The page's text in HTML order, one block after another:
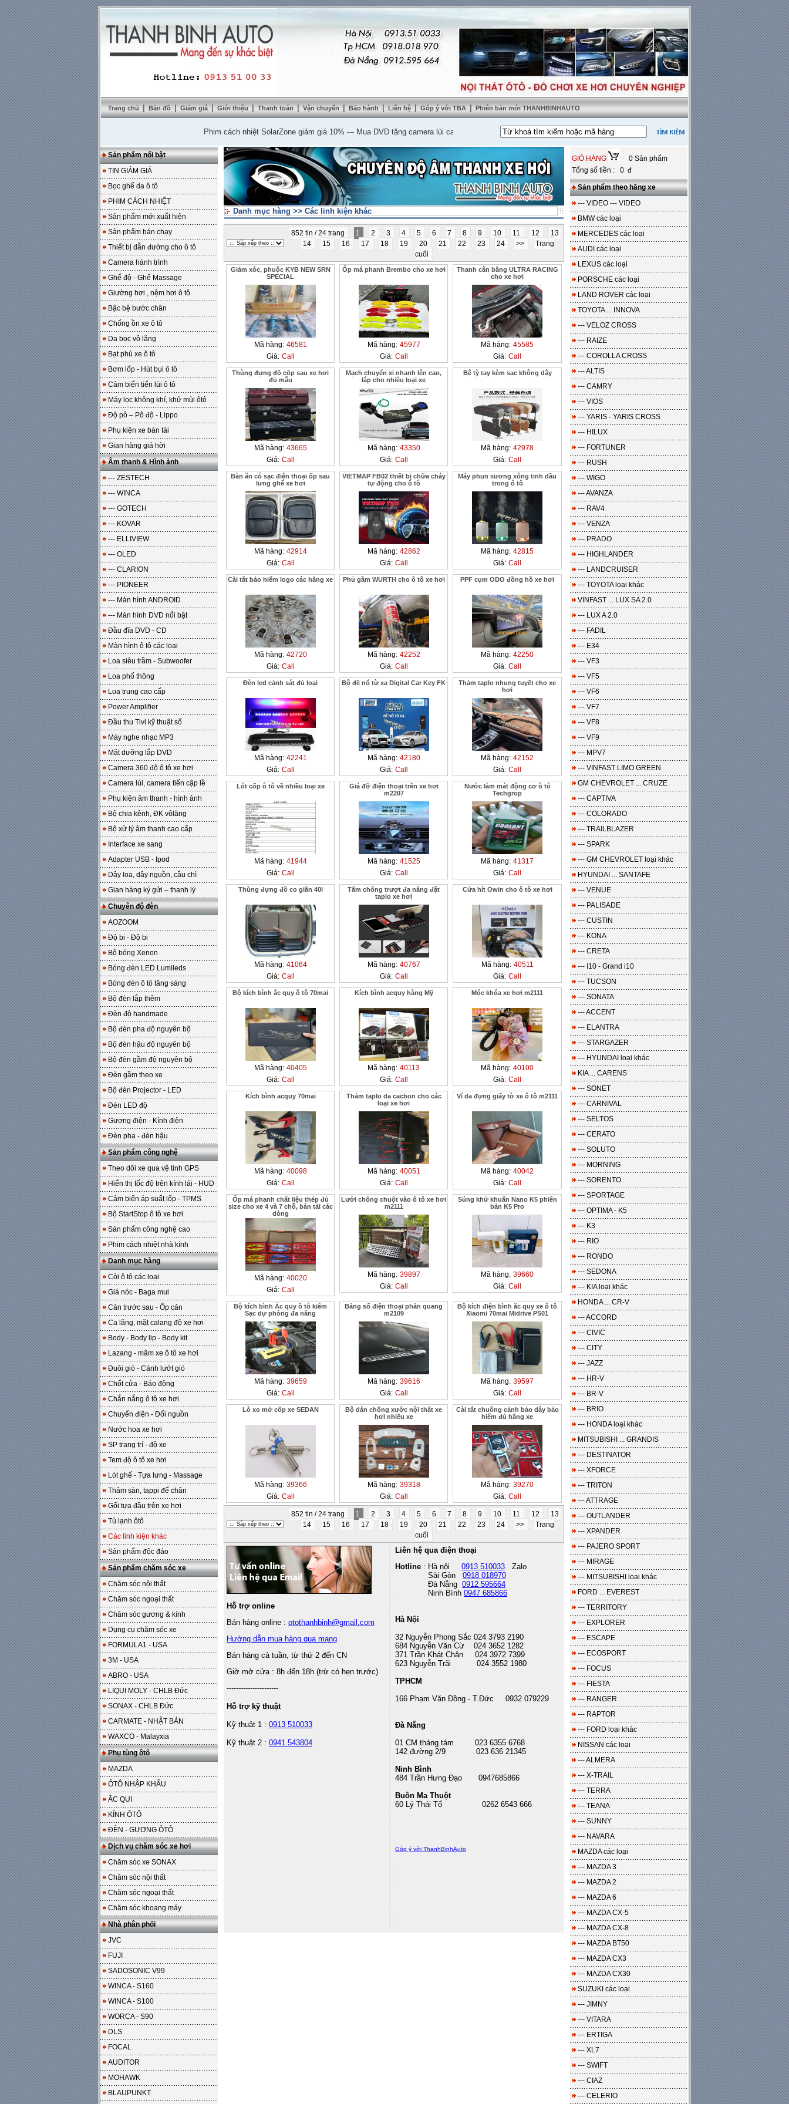
Trang chủ | Bản đồ | Giảm giá | Giới thiệu | Thanh toán | Vận chuyển | Bảo hành | Liên hệ | Góp ý với TBA | Phiên bản mới THANHBINHAUTO
Phim cách nhiệt SolarZone giảm giá 10%---Mua DVD tặng camera lùi cao cấp--- Lắp nệm ghế da thật tặng sàn da--- Miễn phí 100% công lắp đặt
Sản phẩm nổi bật
TIN GIẢM GIÁ
Bọc ghế da ô tô
PHIM CÁCH NHIỆT
Sản phẩm mới xuất hiện
Sản phẩm bán chạy
Thiết bị dẫn đường cho ô tô
Camera hành trình
Ghế độ - Ghế Massage
Giường hơi , nệm hơi ô tô
Bậc bệ bước chân
Chống ồn xe ô tô
Da bọc vô lăng
Bạt phủ xe ô tô
Bơm lốp - Hút bụi ô tô
Cảm biến tiến lùi ô tô
Máy lọc không khí, khử mùi ôtô
Độ pô – Pô độ - Lippo
Phụ kiện xe bán tải
Gian hàng giá hời
Âm thanh & Hình ảnh
--- ZESTECH
--- WINCA
--- GOTECH
--- KOVAR
--- ELLIVIEW
--- OLED
--- CLARION
--- PIONEER
--- Màn hình ANDROID
--- Màn hình DVD nổi bật
Đầu đĩa DVD - CD
Màn hình ô tô các loại
Loa siêu trầm - Subwoofer
Loa phổ thông
Loa trung cao cấp
Power Amplifier
Đầu thu Tivi kỹ thuật số
Máy nghe nhạc MP3
Mặt dưỡng lắp DVD
Camera 360 độ ô tô xe hơi
Camera lùi, camera tiến cập lề
Phụ kiện âm thanh - hình ảnh
Bộ chia kênh, ĐK vôlăng
Bộ xử lý âm thanh cao cấp
Interface xe sang
Adapter USB - Ipod
Dây loa, dây nguồn, cầu chì
Gian hàng ký gửi – thanh lý
Chuyên độ đèn
AOZOOM
Độ bi - Độ bi
Bộ bóng Xenon
Bóng đèn LED Lumileds
Bóng đèn ô tô tăng sáng
Bộ đèn lắp thêm
Đèn độ handmade
Bộ đèn pha độ nguyên bộ
Bộ đèn hậu độ nguyên bộ
Bộ đèn gầm độ nguyên bộ
Đèn gầm theo xe
Bộ đèn Projector - LED
Đèn LED độ
Gương điện - Kính điện
Đèn pha - đèn hậu
Sản phẩm công nghệ
Theo dõi xe qua vệ tinh GPS
Hiển thị tốc độ trên kính lái - HUD
Cảm biến áp suất lốp - TPMS
Bộ StartStop ô tô xe hơi
Sản phẩm công nghệ cao
Phim cách nhiệt nhà kính
Danh mục hàng
Còi ô tô các loại
Giá nóc - Baga mui
Cản trước sau - Ốp cản
Ca lăng, mặt calang độ xe hơi
Body - Body lip - Body kit
Lazang - mâm xe ô tô xe hơi
Đuôi gió - Cánh lướt gió
Chốt cửa - Báo động
Chắn nắng ô tô xe hơi
Chuyển điện - Đổi nguồn
Nước hoa xe hơi
SP trang trí - độ xe
Tem độ ô tô xe hơi
Lót ghế - Tựa lưng - Massage
Thảm sàn, tappi để chân
Gối tựa đầu trên xe hơi
Tủ lạnh ôtô
Các linh kiện khác
Sản phẩm độc đáo
Sản phẩm chăm sóc xe
Chăm sóc nội thất
Chăm sóc ngoại thất
Chăm sóc gương & kính
Dụng cụ chăm sóc xe
FORMULA1 - USA
3M - USA
ABRO - USA
LIQUI MOLY - CHLB Đức
SONAX - CHLB Đức
CARMATE - NHẬT BẢN
WAXCO - Malayxia
Phụ tùng ôtô
MAZDA
ÔTÔ NHẬP KHẨU
ẮC QUI
KÍNH ÔTÔ
ĐÈN - GƯƠNG ÔTÔ
Dịch vụ chăm sóc xe hơi
Chăm sóc xe SONAX
Chăm sóc nội thất
Chăm sóc ngoại thất
Chăm sóc khoang máy
Nhà phân phối
JVC
FUJI
SADOSONIC V99
WINCA - S160
WINCA - S100
WORCA - S90
DLS
FOCAL
AUDITOR
MOHAWK
BLAUPUNKT
Danh mục hàng >> Các linh kiện khác
852 tin / 24 trang 1 2 3 4 5 6 7 8 9 10 11 12
13
14
15 16 17 18 19 20 21 22 23 24 >>
Trang
cuối
Giảm xóc, phuộc KYB NEW SRN
SPECIAL
Mã hàng: 46581
Giá: Call
Ốp má phanh Brembo cho xe hơi
Mã hàng: 45977
Giá: Call
Thanh cân bằng ULTRA RACING
cho xe hơi
Mã hàng: 45585
Giá: Call
Thùng đựng đồ cốp sau xe hơi
đủ mẫu
Mã hàng: 43665
Giá: Call
Mạch chuyển xi nhanh lên cao,
lắp cho nhiều loại xe
Mã hàng: 43350
Giá: Call
Bệ tỳ tay kèm sạc không dây
Mã hàng: 42978
Giá: Call
Bàn ăn có sạc điện thoại ốp sau
lưng ghế xe hơi
Mã hàng: 42914
Giá: Call
VIETMAP FB02 thiết bị chữa cháy
tự động cho ô tô
Mã hàng: 42862
Giá: Call
Máy phun sương xông tinh dầu
trong ô tô
Mã hàng: 42815
Giá: Call
Cài tắt bảo hiểm logo các hãng xe
Mã hàng: 42720
Giá: Call
Phủ gầm WURTH cho ô tô xe hơi
Mã hàng: 42252
Giá: Call
PPF cụm ODO đồng hồ xe hơi
Mã hàng: 42250
Giá: Call
Đèn led cảnh sát đủ loại
Mã hàng: 42241
Giá: Call
Bộ đề nổ từ xa Digital Car Key FK
Mã hàng: 42180
Giá: Call
Thảm taplo nhung tuyết cho xe
hơi
Mã hàng: 42152
Giá: Call
Lót cốp ô tô về nhiều loại xe
Mã hàng: 41944
Giá: Call
Giá đỡ điện thoại trên xe hơi
m2207
Mã hàng: 41525
Giá: Call
Nước làm mát động cơ ô tô
Techgrop
Mã hàng: 41317
Giá: Call
Thùng đựng đồ co giãn 40l
Mã hàng: 41064
Giá: Call
Tấm chống trượt đa năng đặt
taplo xe hơi
Mã hàng: 40767
Giá: Call
Cửa hít Owin cho ô tô xe hơi
Mã hàng: 40511
Giá: Call
Bộ kích bình ắc quy ô tô 70mai
Mã hàng: 40405
Giá: Call
Kích bình acquy hàng Mỹ
Mã hàng: 40113
Giá: Call
Móc khóa xe hơi m2111
Mã hàng: 40100
Giá: Call
Kích bình acquy 70mai
Mã hàng: 40098
Giá: Call
Thảm taplo da cacbon cho các
loại xe hơi
Mã hàng: 40051
Giá: Call
Ví da đựng giấy tờ xe ô tô m2111
Mã hàng: 40042
Giá: Call
Ốp má phanh chất liệu thép đủ
size cho xe 4 và 7 chỗ, bán tải các
dòng
Mã hàng: 40020
Giá: Call
Lưới chống chuột vào ô tô xe hơi
m2111
Mã hàng: 39897
Giá: Call
Súng khử khuẩn Nano K5 phiên
bản K5 Pro
Mã hàng: 39660
Giá: Call
Bộ kích bình Ắc quy ô tô kiêm
Sạc dự phòng đa năng
Mã hàng: 39659
Giá: Call
Bảng số điện thoại phản quang
m2109
Mã hàng: 39616
Giá: Call
Bộ kích điện bình ắc quy xe ô tô
Xiaomi 70mai Midrive PS01
Mã hàng: 39597
Giá: Call
Lò xo mở cốp xe SEDAN
Mã hàng: 39366
Giá: Call
Bộ dán chống xước nội thất xe
hơi nhiều xe
Mã hàng: 39318
Giá: Call
Cài tắt chuông cảnh bảo dây bảo
hiểm đủ hãng xe
Mã hàng: 39270
Giá: Call
852 tin / 24 trang 1 2 3 4 5 6 7 8 9 10 11 12
13
14
15 16 17 18 19 20 21 22 23 24 >>
Trang
cuối
Hỗ trợ online
Bán hàng online : otothanhbinh@gmail.com
Hướng dẫn mua hàng qua mạng
Bán hàng cả tuần, từ thứ 2 đến CN
Giờ mở cửa : 8h đến 18h (trừ có hẹn trước)
----------------------
Hỗ trợ kỹ thuật
Kỹ thuật 1 : 0913 510033
Kỹ thuật 2 : 0941 543804
Liên hệ qua điện thoại
Hotline : Hà nội 0913 510033 Zalo
Sài Gòn 0918 018970
Đà Nẵng 0912 595664
Ninh Bình 0947 685866
Hà Nội
32 Nguyễn Phong Sắc 024 3793 2190
684 Nguyễn Văn Cừ 024 3652 1282
371 Trần Khát Chân 024 3972 7399
623 Nguyễn Trãi 024 3552 1980
TPHCM
166 Phạm Văn Đồng - T.Đức 0932 079229
Đà Nẵng
01 CM tháng tám 023 6355 6768
142 đường 2/9 023 636 21345
Ninh Bình
484 Trần Hưng Đạo 0947685866
Buôn Ma Thuột
60 Lý Thái Tổ 0262 6543 666
Góp ý với ThanhBinhAuto
GIỎ HÀNG
0 Sản phẩm
Tổng số tiền : 0 đ
Sản phẩm theo hãng xe
--- VIDEO --- VIDEO
BMW các loại
MERCEDES các loại
AUDI các loại
LEXUS các loại
PORSCHE các loại
LAND ROVER các loại
TOYOTA ... INNOVA
--- VELOZ CROSS
--- RAIZE
--- COROLLA CROSS
--- ALTIS
--- CAMRY
--- VIOS
--- YARIS - YARIS CROSS
--- HILUX
--- FORTUNER
--- RUSH
--- WIGO
--- AVANZA
--- RAV4
--- VENZA
--- PRADO
--- HIGHLANDER
--- LANDCRUISER
--- TOYOTA loại khác
VINFAST ... LUX SA 2.0
--- LUX A 2.0
--- FADIL
--- E34
--- VF3
--- VF5
--- VF6
--- VF7
--- VF8
--- VF9
--- MPV7
--- VINFAST LIMO GREEN
GM CHEVROLET ... CRUZE
--- CAPTIVA
--- COLORADO
--- TRAILBLAZER
--- SPARK
--- GM CHEVROLET loại khác
HYUNDAI ... SANTAFE
--- VENUE
--- PALISADE
--- CUSTIN
--- KONA
--- CRETA
--- I10 - Grand i10
--- TUCSON
--- SONATA
--- ACCENT
--- ELANTRA
--- STARGAZER
--- HYUNDAI loại khác
KIA ... CARENS
--- SONET
--- CARNIVAL
--- SELTOS
--- CERATO
--- SOLUTO
--- MORNING
--- SORENTO
--- SPORTAGE
--- OPTIMA - K5
--- K3
--- RIO
--- RONDO
--- SEDONA
--- KIA loại khác
HONDA ... CR-V
--- ACCORD
--- CIVIC
--- CITY
--- JAZZ
--- HR-V
--- BR-V
--- BRIO
--- HONDA loại khác
MITSUBISHI ... GRANDIS
--- DESTINATOR
--- XFORCE
--- TRITON
--- ATTRAGE
--- OUTLANDER
--- XPANDER
--- PAJERO SPORT
--- MIRAGE
--- MITSUBISHI loại khác
FORD ... EVEREST
--- TERRITORY
--- EXPLORER
--- ESCAPE
--- ECOSPORT
--- FOCUS
--- FIESTA
--- RANGER
--- RAPTOR
--- FORD loại khác
NISSAN các loại
--- ALMERA
--- X-TRAIL
--- TERRA
--- TEANA
--- SUNNY
--- NAVARA
MAZDA các loại
--- MAZDA 3
--- MAZDA 2
--- MAZDA 6
--- MAZDA CX-5
--- MAZDA CX-8
--- MAZDA BT50
--- MAZDA CX3
--- MAZDA CX30
SUZUKI các loại
--- JIMNY
--- VITARA
--- ERTIGA
--- XL7
--- SWIFT
--- CIAZ
--- CELERIO